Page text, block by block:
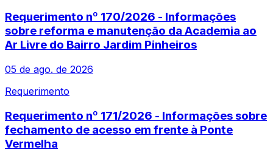
Requerimento nº 170/2026 - Informações
sobre reforma e manutenção da Academia ao
Ar Livre do Bairro Jardim Pinheiros
05 de ago. de 2026
Requerimento
Requerimento nº 171/2026 - Informações sobre
fechamento de acesso em frente à Ponte
Vermelha